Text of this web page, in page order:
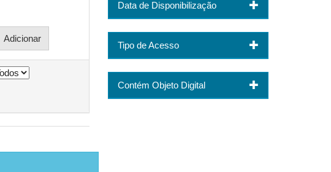
Data de Disponibilização
Tipo de Acesso
Contém Objeto Digital